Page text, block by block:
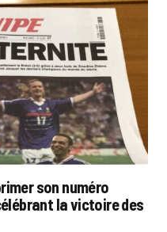
son numéro
la victoire des